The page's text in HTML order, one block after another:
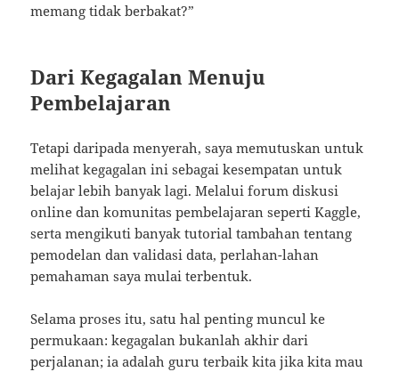
memang tidak berbakat?”
Dari Kegagalan Menuju
Pembelajaran
Tetapi daripada menyerah, saya memutuskan untuk
melihat kegagalan ini sebagai kesempatan untuk
belajar lebih banyak lagi. Melalui forum diskusi
online dan komunitas pembelajaran seperti Kaggle,
serta mengikuti banyak tutorial tambahan tentang
pemodelan dan validasi data, perlahan-lahan
pemahaman saya mulai terbentuk.
Selama proses itu, satu hal penting muncul ke
permukaan: kegagalan bukanlah akhir dari
perjalanan; ia adalah guru terbaik kita jika kita mau